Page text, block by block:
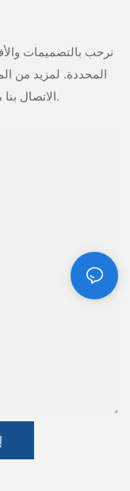
نرحب بالتصميمات
المحددة. لمزيد من
الاتصال بنا مباشرة مع أسئلة أو استفسارات.